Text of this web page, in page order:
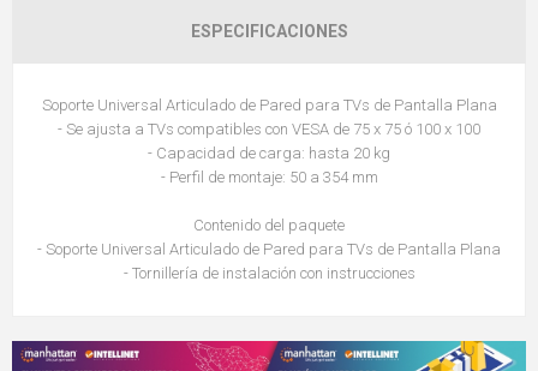
ESPECIFICACIONES
Soporte Universal Articulado de Pared para TVs de Pantalla Plana
- Se ajusta a TVs compatibles con VESA de 75 x 75 ó 100 x 100
- Capacidad de carga: hasta 20 kg
- Perfil de montaje: 50 a 354 mm
Contenido del paquete
- Soporte Universal Articulado de Pared para TVs de Pantalla Plana
- Tornillería de instalación con instrucciones